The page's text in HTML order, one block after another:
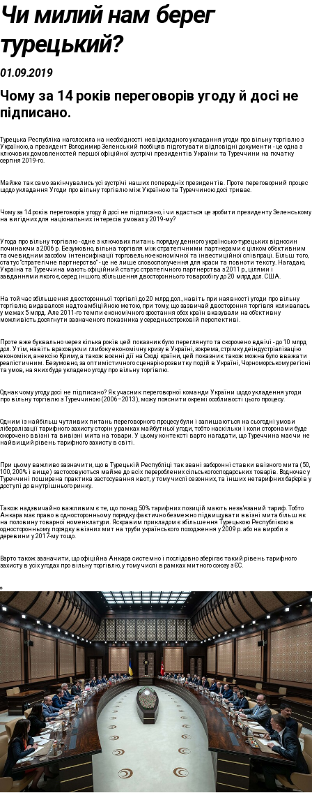
Чи милий нам берег
турецький?
01.09.2019
Чому за 14 років переговорів угоду й досі не
підписано.
Турецька Республіка наголосила на необхідності невідкладного укладання угоди про вільну торгівлю з
Україною, а президент Володимир Зеленський пообіцяв підготувати відповідні документи - це одна з
ключових домовленостей першої офіційної зустрічі президентів України та Туреччини на початку
серпня 2019-го.
Майже так само закінчувались усі зустрічі наших попередніх президентів. Проте переговорний процес
щодо укладання Угоди про вільну торгівлю між Україною та Туреччиною досі триває.
Чому за 14 років переговорів угоду й досі не підписано, і чи вдасться це зробити президенту Зеленському
на вигідних для національних інтересів умовах у 2019-му?
Угода про вільну торгівлю - одне з ключових питань порядку денного українсько-турецьких відносин
починаючи з 2006 р. Безумовно, вільна торгівля між стратегічними партнерами є цілком об'єктивним
та очевидним засобом інтенсифікації торговельно-економічної та інвестиційної співпраці. Більш того,
статус "стратегічне партнерство" - це не лише словосполучення для краси та повноти тексту. Нагадаю,
Україна та Туреччина мають офіційний статус стратегічного партнерства з 2011 р., цілями і
завданнями якого є, серед іншого, збільшення двостороннього товарообігу до 20 млрд дол. США.
На той час збільшення двосторонньої торгівлі до 20 млрд дол., навіть при наявності угоди про вільну
торгівлю, видавалося надто амбіційною метою, при тому, що зазвичай двостороння торгівля коливалась
у межах 5 млрд. Але 2011-го темпи економічного зростання обох країн вказували на об'єктивну
можливість досягнути зазначеного показника у середньостроковій перспективі.
Проте вже буквально через кілька років цей показник було переглянуто та скорочено вдвічі - до 10 млрд
дол. Утім, навіть враховуючи глибоку економічну кризу в Україні, зокрема, стрімку деіндустріалізацію
економіки, анексію Криму, а також воєнні дії на Сході країни, цей показник також можна було вважати
реалістичним. Безумовно, за оптимістичного сценарію розвитку подій в Україні, Чорноморському регіоні
та умов, на яких буде укладено угоду про вільну торгівлю.
Однак чому угоду досі не підписано? Як учасник переговорної команди України щодо укладення угоди
про вільну торгівлю з Туреччиною (2006–2013), можу пояснити окремі особливості цього процесу.
Одним із найбільш чутливих питань переговорного процесу були і залишаються на сьогодні умови
лібералізації тарифного захисту сторін у рамках майбутньої угоди, тобто наскільки і коли сторонами буде
скорочено ввізні та вивізні мита на товари. У цьому контексті варто нагадати, що Туреччина має чи не
найвищий рівень тарифного захисту в світі.
При цьому важливо зазначити, що в Турецькій Республіці так звані заборонні ставки ввізного мита (50,
100, 200% і вище) застосовуються майже до всіх перероблених сільськогосподарських товарів. Водночас у
Туреччині поширена практика застосування квот, у тому числі сезонних, та інших нетарифних бар'єрів у
доступі до внутрішнього ринку.
Також надзвичайно важливим є те, що понад 50% тарифних позицій мають незв'язаний тариф. Тобто
Анкара має право в односторонньому порядку фактично безмежно підвищувати ввізні мита більш як
на половину товарної номенклатури. Яскравим прикладом є збільшення Турецькою Республікою в
односторонньому порядку ввізних мит на труби українського походження у 2009 р. або на вироби з
деревини у 2017-му тощо.
Варто також зазначити, що офіційна Анкара системно і послідовно зберігає такий рівень тарифного
захисту в усіх угодах про вільну торгівлю, у тому числі в рамках митного союзу з ЄС.